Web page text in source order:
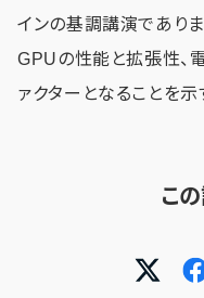
インの基調講演でありま
GPUの性能と拡張性、
ァクターとなることを示
こ